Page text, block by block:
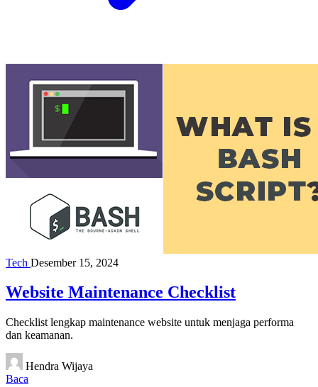
Tech Desember 15, 2024
Website Maintenance Checklist
Checklist lengkap maintenance website untuk menjaga performa
dan keamanan.
Hendra Wijaya
Baca